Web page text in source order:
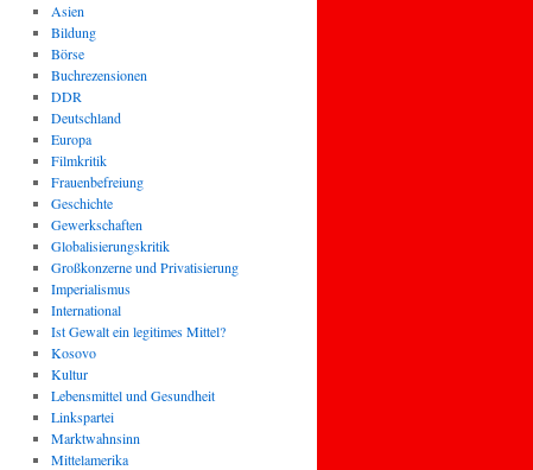
Asien
Bildung
Börse
Buchrezensionen
DDR
Deutschland
Europa
Filmkritik
Frauenbefreiung
Geschichte
Gewerkschaften
Globalisierungskritik
Großkonzerne und Privatisierung
Imperialismus
International
Ist Gewalt ein legitimes Mittel?
Kosovo
Kultur
Lebensmittel und Gesundheit
Linkspartei
Marktwahnsinn
Mittelamerika